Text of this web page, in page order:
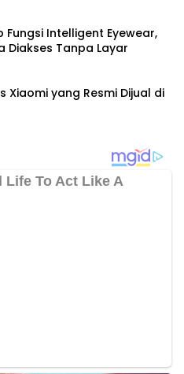
Fungsi Intelligent Eyewear,
Diakses Tanpa Layar
Xiaomi yang Resmi Dijual di